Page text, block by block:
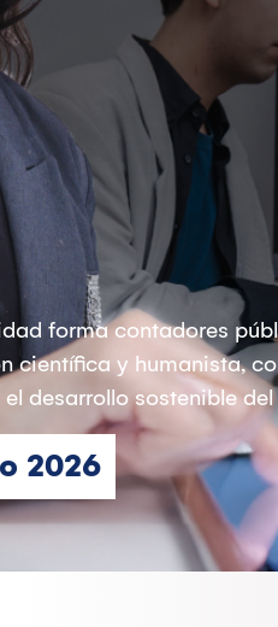
forma contadores
científica y humanista,
desarrollo sostenible del
2026